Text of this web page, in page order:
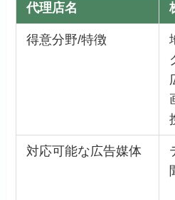
代理店名
得意分野/特徴
対応可能な広告媒体